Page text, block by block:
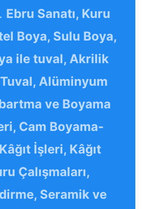
Ebru Sanatı, Kuru
Boya, Sulu Boya,
ile tuval, Akrilik
Alüminyum
ve Boyama
Cam Boyama-
İşleri, Kâğıt
Çalışmaları,
Seramik ve